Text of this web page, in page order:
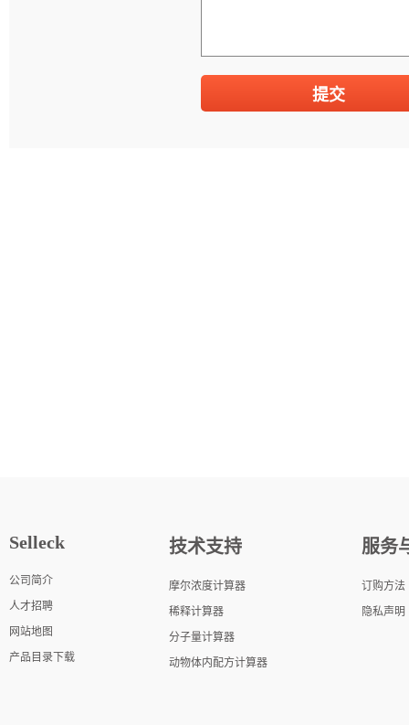
Selleck
公司简介
人才招聘
网站地图
产品目录下载
技术支持
摩尔浓度计算器
稀释计算器
分子量计算器
动物体内配方计算器
服务
订购方法
隐私声明